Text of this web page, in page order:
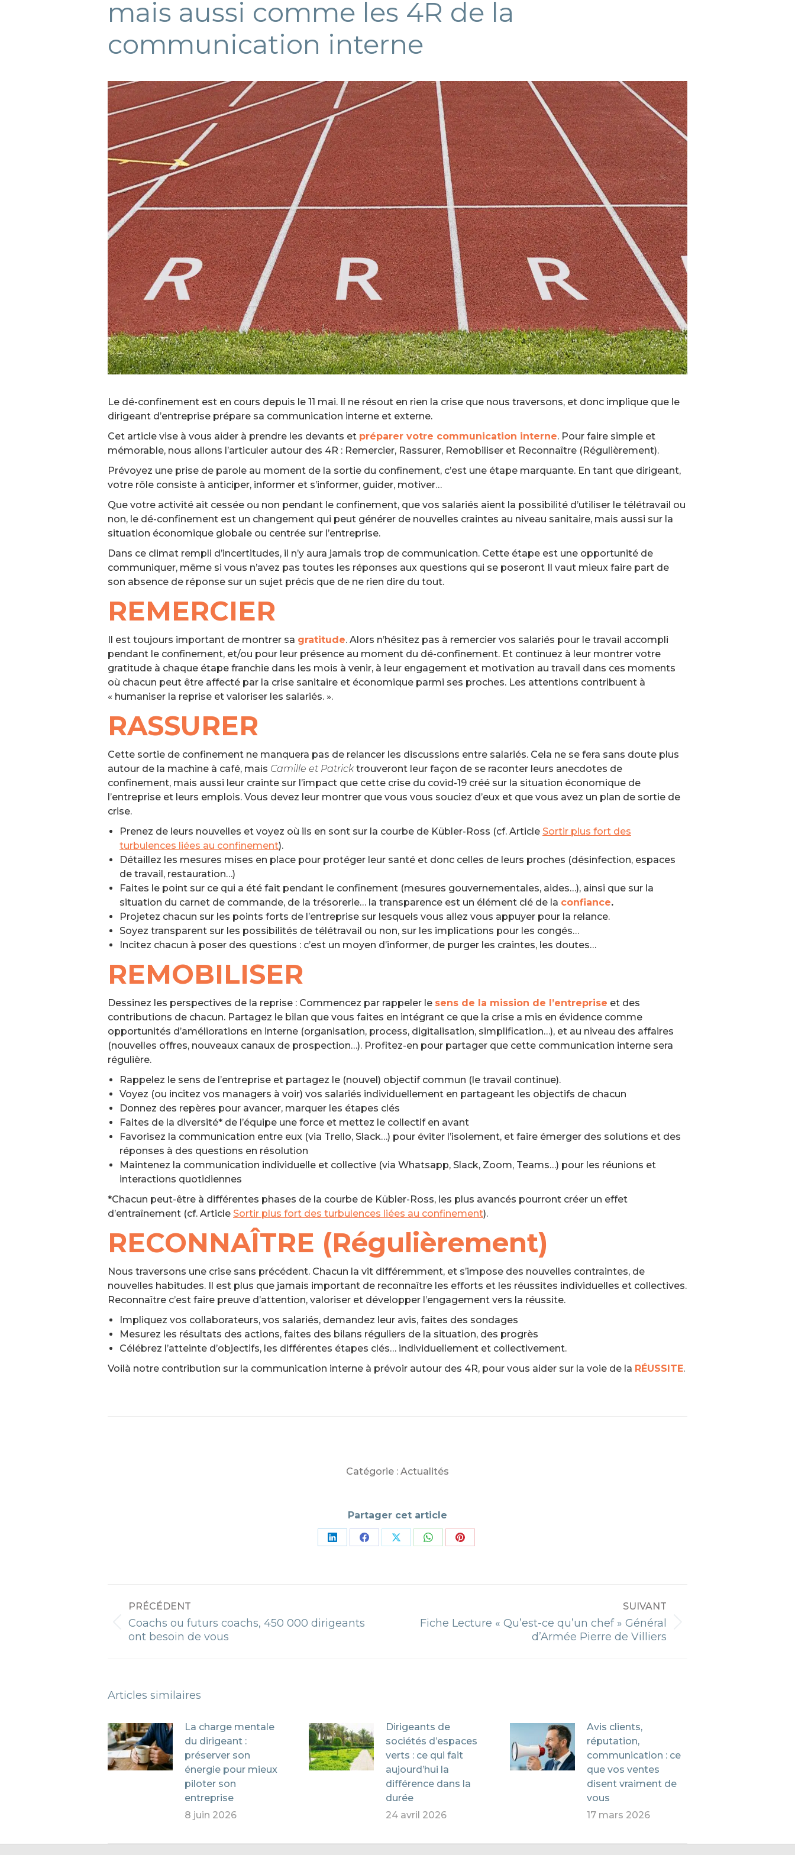
mais aussi comme les 4R de la
communication interne
Le dé-confinement est en cours depuis le 11 mai. Il ne résout en rien la crise que nous traversons, et donc implique que le
dirigeant d’entreprise prépare sa communication interne et externe.
Cet article vise à vous aider à prendre les devants et préparer votre communication interne. Pour faire simple et
mémorable, nous allons l’articuler autour des 4R : Remercier, Rassurer, Remobiliser et Reconnaître (Régulièrement).
Prévoyez une prise de parole au moment de la sortie du confinement, c’est une étape marquante. En tant que dirigeant,
votre rôle consiste à anticiper, informer et s’informer, guider, motiver…
Que votre activité ait cessée ou non pendant le confinement, que vos salariés aient la possibilité d’utiliser le télétravail ou
non, le dé-confinement est un changement qui peut générer de nouvelles craintes au niveau sanitaire, mais aussi sur la
situation économique globale ou centrée sur l’entreprise.
Dans ce climat rempli d’incertitudes, il n’y aura jamais trop de communication. Cette étape est une opportunité de
communiquer, même si vous n’avez pas toutes les réponses aux questions qui se poseront Il vaut mieux faire part de
son absence de réponse sur un sujet précis que de ne rien dire du tout.
REMERCIER
Il est toujours important de montrer sa gratitude. Alors n’hésitez pas à remercier vos salariés pour le travail accompli
pendant le confinement, et/ou pour leur présence au moment du dé-confinement. Et continuez à leur montrer votre
gratitude à chaque étape franchie dans les mois à venir, à leur engagement et motivation au travail dans ces moments
où chacun peut être affecté par la crise sanitaire et économique parmi ses proches. Les attentions contribuent à
« humaniser la reprise et valoriser les salariés. ».
RASSURER
Cette sortie de confinement ne manquera pas de relancer les discussions entre salariés. Cela ne se fera sans doute plus
autour de la machine à café, mais Camille et Patricktrouveront leur façon de se raconter leurs anecdotes de
confinement, mais aussi leur crainte sur l’impact que cette crise du covid-19 créé sur la situation économique de
l’entreprise et leurs emplois. Vous devez leur montrer que vous vous souciez d’eux et que vous avez un plan de sortie de
crise.
Prenez de leurs nouvelles et voyez où ils en sont sur la courbe de Kübler-Ross (cf. Article Sortir plus fort des
turbulences liées au confinement).
Détaillez les mesures mises en place pour protéger leur santé et donc celles de leurs proches (désinfection, espaces
de travail, restauration…)
Faites le point sur ce qui a été fait pendant le confinement (mesures gouvernementales, aides…), ainsi que sur la
situation du carnet de commande, de la trésorerie… la transparence est un élément clé de la confiance.
Projetez chacun sur les points forts de l’entreprise sur lesquels vous allez vous appuyer pour la relance.
Soyez transparent sur les possibilités de télétravail ou non, sur les implications pour les congés…
Incitez chacun à poser des questions : c’est un moyen d’informer, de purger les craintes, les doutes…
REMOBILISER
Dessinez les perspectives de la reprise : Commencez par rappeler le sens de la mission de l’entreprise et des
contributions de chacun. Partagez le bilan que vous faites en intégrant ce que la crise a mis en évidence comme
opportunités d’améliorations en interne (organisation, process, digitalisation, simplification…), et au niveau des affaires
(nouvelles offres, nouveaux canaux de prospection…). Profitez-en pour partager que cette communication interne sera
régulière.
Rappelez le sens de l’entreprise et partagez le (nouvel) objectif commun (le travail continue).
Voyez (ou incitez vos managers à voir) vos salariés individuellement en partageant les objectifs de chacun
Donnez des repères pour avancer, marquer les étapes clés
Faites de la diversité* de l’équipe une force et mettez le collectif en avant
Favorisez la communication entre eux (via Trello, Slack…) pour éviter l’isolement, et faire émerger des solutions et des
réponses à des questions en résolution
Maintenez la communication individuelle et collective (via Whatsapp, Slack, Zoom, Teams…) pour les réunions et
interactions quotidiennes
*Chacun peut-être à différentes phases de la courbe de Kübler-Ross, les plus avancés pourront créer un effet
d’entraînement (cf. Article Sortir plus fort des turbulences liées au confinement).
RECONNAÎTRE (Régulièrement)
Nous traversons une crise sans précédent. Chacun la vit différemment, et s’impose des nouvelles contraintes, de
nouvelles habitudes. Il est plus que jamais important de reconnaître les efforts et les réussites individuelles et collectives.
Reconnaître c’est faire preuve d’attention, valoriser et développer l’engagement vers la réussite.
Impliquez vos collaborateurs, vos salariés, demandez leur avis, faites des sondages
Mesurez les résultats des actions, faites des bilans réguliers de la situation, des progrès
Célébrez l’atteinte d’objectifs, les différentes étapes clés… individuellement et collectivement.
Voilà notre contribution sur la communication interne à prévoir autour des 4R, pour vous aider sur la voie de la RÉUSSITE.
Catégorie : Actualités
Partager cet article
PartagerPartagerPartagerPartagerPartager
ARTICLE
PRÉCÉDENT
Article
précédent
Coachs ou futurs coachs, 450 000 dirigeants
ont besoin de vous
SUIVANT
Article
Fiche Lecture « Qu’est-ce qu’un chef » Général
d’Armée Pierre de Villiers
Articles similaires
La charge mentale
du dirigeant :
préserver son
énergie pour mieux
piloter son
entreprise
8 juin 2026
Dirigeants de
sociétés d’espaces
verts : ce qui fait
aujourd’hui la
différence dans la
durée
24 avril 2026
Avis clients,
réputation,
communication : ce
que vos ventes
disent vraiment de
vous
17 mars 2026